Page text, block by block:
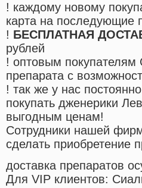
! каждому новому
карта на последующие
! БЕСПЛАТНАЯ
рублей
! оптовым
препарата с
! так же у нас
покупать дженерики
выгодным ценам!
Cотрудники нашей
сделать приобретение
доставка препаратов
Для VIP клиентов: